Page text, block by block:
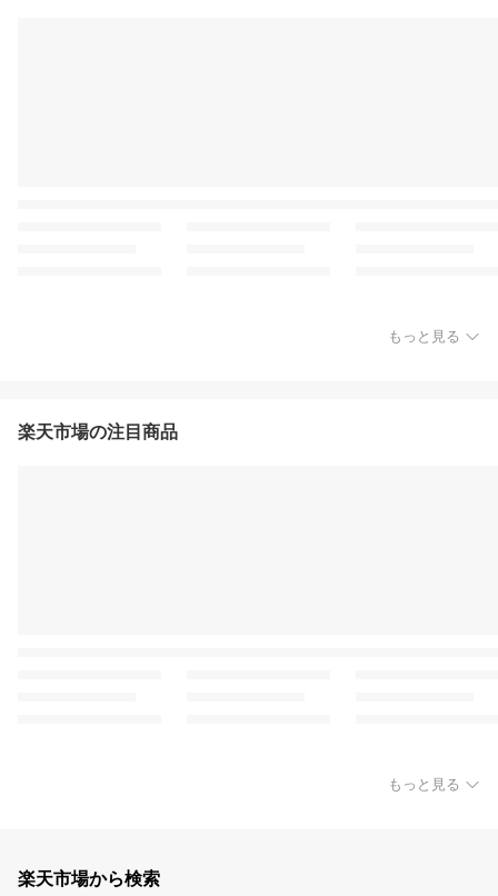
もっと見る
楽天市場の注目商品
もっと見る
楽天市場から検索